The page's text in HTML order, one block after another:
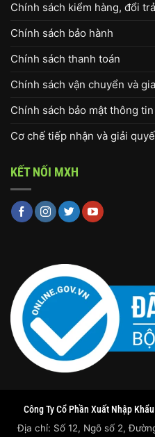
Chính sách kiểm hàng, đổi
Chính sách bảo hành
Chính sách thanh toán
Chính sách vận chuyển và
Chính sách bảo mật thông tin
Cơ chế tiếp nhận và giải
KẾT NỐI MXH
Công Ty Cổ Phần Xuất Nhập
Địa chỉ: Số 12, Ngõ số 2,